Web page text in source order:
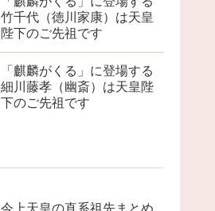
竹千代（徳川家康）は天皇
陛下のご先祖です
「麒麟がくる」に登場する
細川藤孝（幽斎）は天皇陛
下のご先祖です
今上天皇の直系祖先まとめ